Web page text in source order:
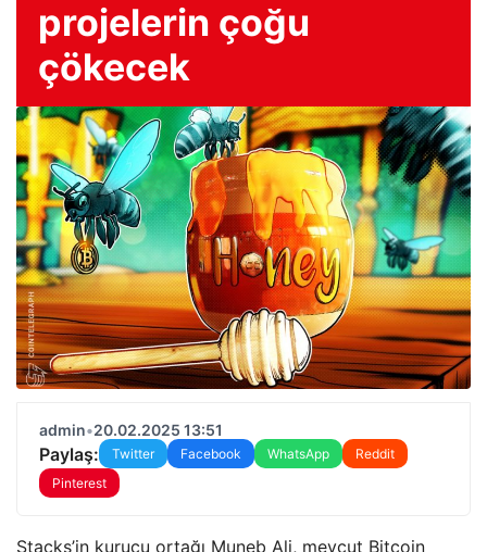
projelerin çoğu
çökecek
admin•20.02.2025 13:51
Paylaş: Twitter Facebook WhatsApp
Reddit
Pinterest
Stacks’in kurucu ortağı Muneb Ali, mevcut Bitcoin